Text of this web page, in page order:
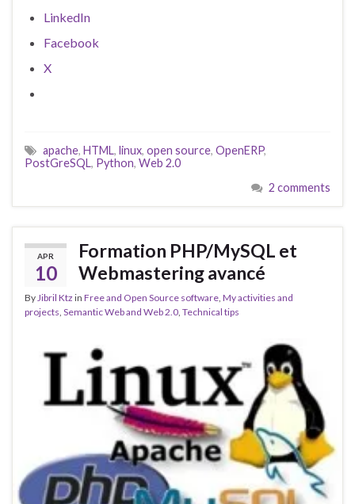
LinkedIn
Facebook
X
apache, HTML, linux, open source, OpenERP,
PostGreSQL, Python, Web 2.0
2 comments
APR
10
Formation PHP/MySQL et
Webmastering avancé
By Jibril Ktz in Free and Open Source software My activities and
projects Semantic Web and Web 2.0 Technical tips